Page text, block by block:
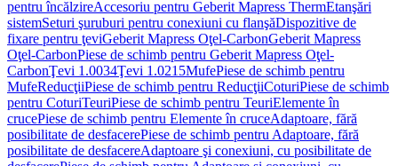
pentru încălzireAccesoriu pentru Geberit Mapress ThermEtanşări
sistemSeturi şuruburi pentru conexiuni cu flanşăDispozitive de
fixare pentru ţeviGeberit Mapress Oţel-CarbonGeberit Mapress
Oţel-CarbonPiese de schimb pentru Geberit Mapress Oţel-
CarbonŢevi 1.0034Ţevi 1.0215MufePiese de schimb pentru
MufeReducţiiPiese de schimb pentru ReducţiiCoturiPiese de schimb
pentru CoturiTeuriPiese de schimb pentru TeuriElemente în
crucePiese de schimb pentru Elemente în cruceAdaptoare, fără
posibilitate de desfacerePiese de schimb pentru Adaptoare, fără
posibilitate de desfacereAdaptoare şi conexiuni, cu posibilitate de